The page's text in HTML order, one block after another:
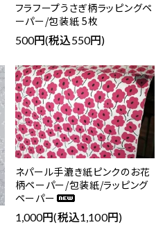
フラフープうさぎ柄ラッピングペ
ーパー/包装紙 5枚
500円(税込550円)
ネパール手漉き紙ピンクのお花
柄ペーパー/包装紙/ラッピング
ペーパー
1,000円(税込1,100円)
favorite